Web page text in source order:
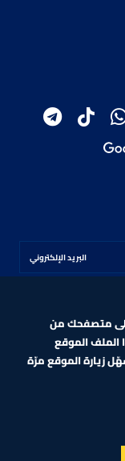
إلى متصفحك من
الملف الموقع
زيارة الموقع مرّة